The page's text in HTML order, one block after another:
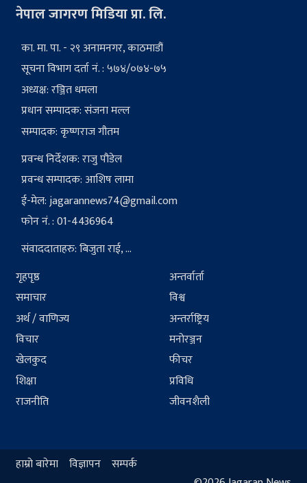
नेपाल जागरण मिडिया प्रा. लि.
का. मा. पा. - २९ अनामनगर, काठमाडौं
सूचना विभाग दर्ता नं. : ५७४/०७४-७५
अध्यक्ष: रञ्जित धमला
प्रधान सम्पादक: संजना मल्ल
सम्पादक: कृष्णराज गौतम
प्रवन्ध निर्देशक: राजु पौडेल
प्रवन्ध सम्पादक: आशिष लामा
ई-मेल:jagarannews74@gmail.com
फोन नं. : 01-4436964
संवाददाताहरु: बिजुता राई, ...
गृहपृष्ठ
समाचार
अर्थ / वाणिज्य
विचार
खेलकुद
शिक्षा
राजनीति
अन्तर्वार्ता
विश्व
अन्तर्राष्ट्रिय
मनोरञ्जन
फीचर
प्रविधि
जीवनशैली
हाम्रो बारेमा विज्ञापन सम्पर्क